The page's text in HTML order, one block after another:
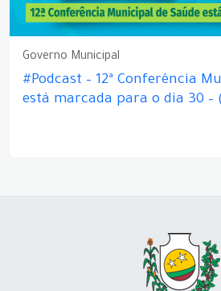
Governo Municipal
#Podcast – 12ª Conferência
está marcada para o dia 30 –